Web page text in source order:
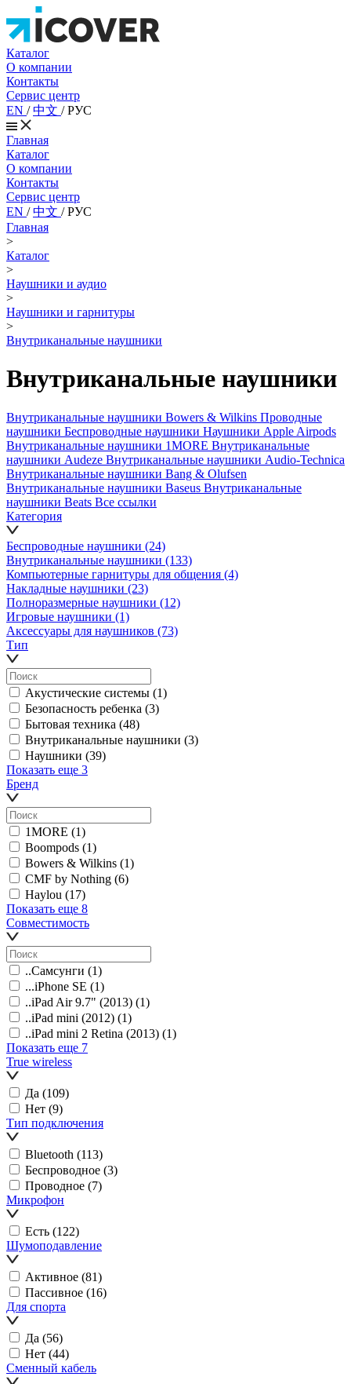
Каталог
О компании
Контакты
Сервис центр
EN /中文 /РУС
Главная
Каталог
О компании
Контакты
Сервис центр
EN /中文 /РУС
Главная
>
Каталог
>
Наушники и аудио
>
Наушники и гарнитуры
>
Внутриканальные наушники
Внутриканальные наушники
Внутриканальные наушники Bowers & Wilkins Проводные
наушники Беспроводные наушники Наушники Apple Airpods
Внутриканальные наушники 1MORE Внутриканальные
наушники Audeze Внутриканальные наушники Audio-Technica
Внутриканальные наушники Bang & Olufsen
Внутриканальные наушники Baseus Внутриканальные
наушники Beats Все ссылки
Категория
Беспроводные наушники (24)
Внутриканальные наушники (133)
Компьютерные гарнитуры для общения (4)
Накладные наушники (23)
Полноразмерные наушники (12)
Игровые наушники (1)
Аксессуары для наушников (73)
Тип
Акустические системы (1)
Безопасность ребенка (3)
Бытовая техника (48)
Внутриканальные наушники (3)
Наушники (39)
Показать еще 3
Бренд
1MORE (1)
Boompods (1)
Bowers & Wilkins (1)
CMF by Nothing (6)
Haylou (17)
Показать еще 8
Совместимость
..Самсунги (1)
...iPhone SE (1)
..iPad Air 9.7" (2013) (1)
..iPad mini (2012) (1)
..iPad mini 2 Retina (2013) (1)
Показать еще 7
True wireless
Да (109)
Нет (9)
Тип подключения
Bluetooth (113)
Беспроводное (3)
Проводное (7)
Микрофон
Есть (122)
Шумоподавление
Активное (81)
Пассивное (16)
Для спорта
Да (56)
Нет (44)
Сменный кабель